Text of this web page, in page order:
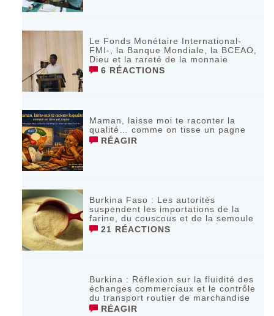
Le Fonds Monétaire International-
FMI-, la Banque Mondiale, la BCEAO,
Dieu et la rareté de la monnaie
6 RÉACTIONS
Maman, laisse moi te raconter la
qualité… comme on tisse un pagne
RÉAGIR
Burkina Faso : Les autorités
suspendent les importations de la
farine, du couscous et de la semoule
21 RÉACTIONS
Burkina : Réflexion sur la fluidité des
échanges commerciaux et le contrôle
du transport routier de marchandise
RÉAGIR